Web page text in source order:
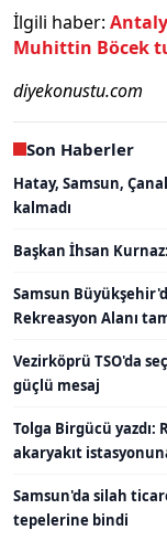
İlgili haber:
Muhittin Böcek
diyekonustu.com
Son Haberler
Hatay, Samsun,
kalmadı
Başkan İhsan
Samsun
Rekreasyon Alanı
Vezirköprü TSO'da
güçlü mesaj
Tolga Birgücü yazdı:
akaryakıt
Samsun'da silah
tepelerine bindi